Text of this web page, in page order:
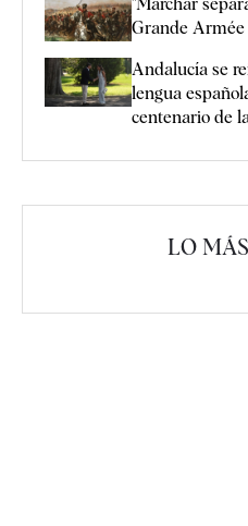
Grande Armée
Andalucía se
lengua
centenario de
LO